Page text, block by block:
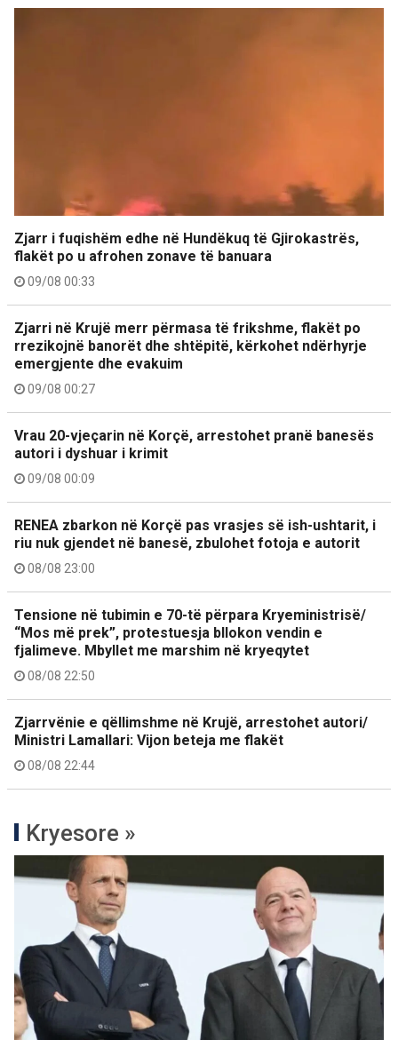
Zjarr i fuqishëm edhe në Hundëkuq të Gjirokastrës,
flakët po u afrohen zonave të banuara
09/08 00:33
Zjarri në Krujë merr përmasa të frikshme, flakët po
rrezikojnë banorët dhe shtëpitë, kërkohet ndërhyrje
emergjente dhe evakuim
09/08 00:27
Vrau 20-vjeçarin në Korçë, arrestohet pranë banesës
autori i dyshuar i krimit
09/08 00:09
RENEA zbarkon në Korçë pas vrasjes së ish-ushtarit, i
riu nuk gjendet në banesë, zbulohet fotoja e autorit
08/08 23:00
Tensione në tubimin e 70-të përpara Kryeministrisë/
“Mos më prek”, protestuesja bllokon vendin e
fjalimeve. Mbyllet me marshim në kryeqytet
08/08 22:50
Zjarrvënie e qëllimshme në Krujë, arrestohet autori/
Ministri Lamallari: Vijon beteja me flakët
08/08 22:44
Kryesore »